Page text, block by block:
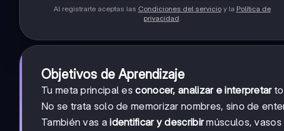
Al registrarte aceptas las Condiciones del servicioy la Política de
privacidad
Objetivos de Aprendizaje
Tu meta principal esconocer, analizar e interpretar
No se trata solo de memorizar nombres, sino de
También vas aidentificar y describirmúsculos,